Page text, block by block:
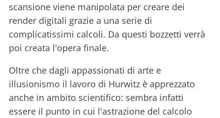
scansione viene manipolata per creare dei
render digitali grazie a una serie di
complicatissimi calcoli. Da questi bozzetti verrà
poi creata l'opera finale.
Oltre che dagli appassionati di arte e
illusionismo il lavoro di Hurwitz è apprezzato
anche in ambito scientifico: sembra infatti
essere il punto in cui l'astrazione del calcolo